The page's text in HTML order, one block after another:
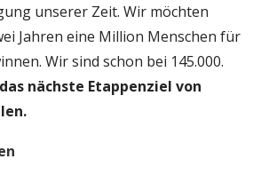
unserer Zeit. Wir möchten
Jahren eine Million Menschen für
Wir sind schon bei 145.000.
nächste Etappenziel von